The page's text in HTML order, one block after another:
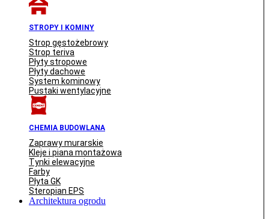
STROPY I KOMINY
Strop gęstożebrowy
Strop teriva
Płyty stropowe
Płyty dachowe
System kominowy
Pustaki wentylacyjne
CHEMIA BUDOWLANA
Zaprawy murarskie
Kleje i piana montażowa
Tynki elewacyjne
Farby
Płyta GK
Steropian EPS
Architektura ogrodu